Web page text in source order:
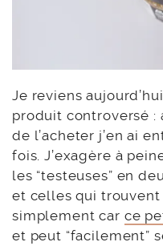
Je reviens
produit controversé :
de l’acheter j’en ai
fois. J’exagère à
les “testeuses” en
et celles qui trouvent
simplement car ce
et peut “facilement”